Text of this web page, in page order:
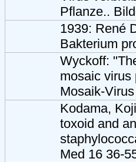
Pflanze..
1939: René
Bakterium
Wyckoff:
mosaic virus
Mosaik-
Kodama,
toxoid and
Med 16 36-